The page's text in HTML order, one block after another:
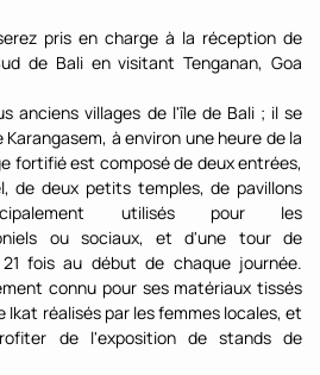
pris en charge à la réception de
de Bali en visitant Tenganan, Goa
anciens villages de l'île de Bali ; il se
à environ une heure de la
fortifié est composé de deux entrées,
de deux petits temples, de pavillons
utilisés pour les
ou sociaux, et d'une tour de
fois au début de chaque journée.
connu pour ses matériaux tissés
Ikat réalisés par les femmes locales, et
de l'exposition de stands de